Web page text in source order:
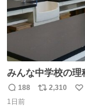
みんな中学校の理
返
信
188
リ
2,310
い
1日前